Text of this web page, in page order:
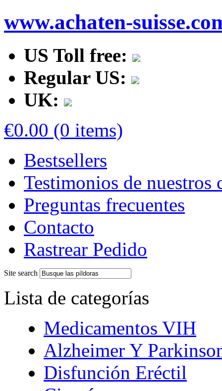
www.achaten-
US Toll free:
Regular US:
UK:
€0.00 (0 items)
Bestsellers
Testimonios de nuestros
Preguntas frecuentes
Contacto
Rastrear Pedido
Site search
Lista de categorías
Medicamentos VIH
Alzheimer Y
Disfunción Eréctil